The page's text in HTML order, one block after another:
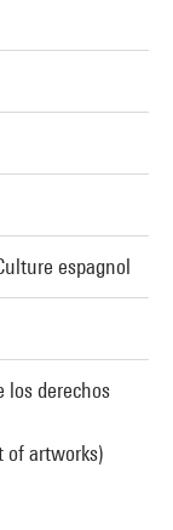
espagnol
los derechos
of artworks)